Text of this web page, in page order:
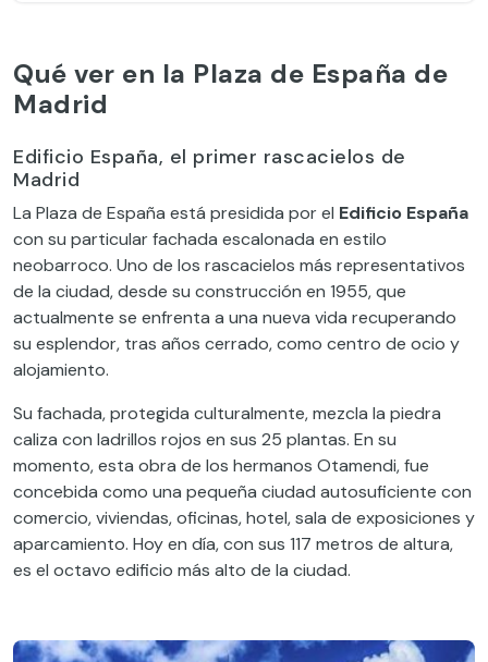
Qué ver en la Plaza de España de
Madrid
Edificio España, el primer rascacielos de
Madrid
La Plaza de España está presidida por el Edificio España
con su particular fachada escalonada en estilo
neobarroco. Uno de los rascacielos más representativos
de la ciudad,desde su construcción en 1955, que
actualmente se enfrenta a una nueva vida recuperando
su esplendor, tras años cerrado,como centro de ocio y
alojamiento.
Su fachada,protegida culturalmente, mezcla la piedra
caliza con ladrillos rojos en sus 25 plantas. En su
momento, esta obra de los hermanos Otamendi, fue
concebida como una pequeña ciudad autosuficiente con
comercio, viviendas, oficinas, hotel, sala de exposiciones y
aparcamiento. Hoy en día,con sus 117 metros de altura,
es el octavo edificio más alto de la ciudad.